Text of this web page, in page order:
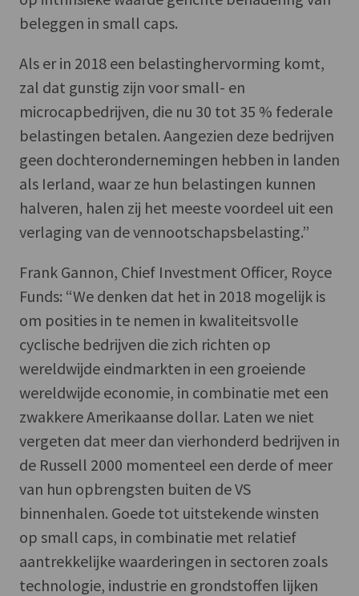
beleggen in small caps.
Als er in 2018 een belastinghervorming komt,
zal dat gunstig zijn voor small- en
microcapbedrijven, die nu 30 tot 35 % federale
belastingen betalen. Aangezien deze bedrijven
geen dochterondernemingen hebben in landen
als Ierland, waar ze hun belastingen kunnen
halveren, halen zij het meeste voordeel uit een
verlaging van de vennootschapsbelasting.”
Frank Gannon, Chief Investment Officer, Royce
Funds: “We denken dat het in 2018 mogelijk is
om posities in te nemen in kwaliteitsvolle
cyclische bedrijven die zich richten op
wereldwijde eindmarkten in een groeiende
wereldwijde economie, in combinatie met een
zwakkere Amerikaanse dollar. Laten we niet
vergeten dat meer dan vierhonderd bedrijven in
de Russell 2000 momenteel een derde of meer
van hun opbrengsten buiten de VS
binnenhalen. Goede tot uitstekende winsten
op small caps, in combinatie met relatief
aantrekkelijke waarderingen in sectoren zoals
technologie, industrie en grondstoffen lijken